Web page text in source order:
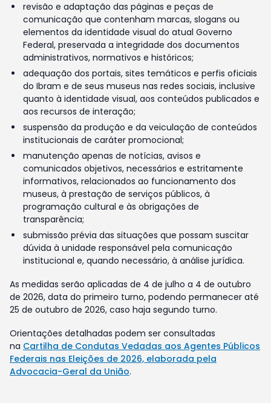
revisão e adaptação das páginas e peças de
comunicação que contenham marcas, slogans ou
elementos da identidade visual do atual Governo
Federal, preservada a integridade dos documentos
administrativos, normativos e históricos;
adequação dos portais, sites temáticos e perfis oficiais
do Ibram e de seus museus nas redes sociais, inclusive
quanto à identidade visual, aos conteúdos publicados e
aos recursos de interação;
suspensão da produção e da veiculação de conteúdos
institucionais de caráter promocional;
manutenção apenas de notícias, avisos e
comunicados objetivos, necessários e estritamente
informativos, relacionados ao funcionamento dos
museus, à prestação de serviços públicos, à
programação cultural e às obrigações de
transparência;
submissão prévia das situações que possam suscitar
dúvida à unidade responsável pela comunicação
institucional e, quando necessário, à análise jurídica.
As medidas serão aplicadas de 4 de julho a 4 de outubro
de 2026, data do primeiro turno, podendo permanecer até
25 de outubro de 2026, caso haja segundo turno.
Orientações detalhadas podem ser consultadas
na Cartilha de Condutas Vedadas aos Agentes Públicos
Federais nas Eleições de 2026, elaborada pela
Advocacia-Geral da União.